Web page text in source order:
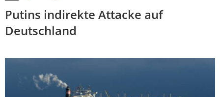
Putins indirekte Attacke auf
Deutschland